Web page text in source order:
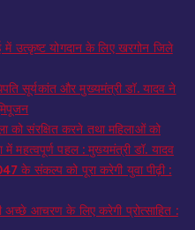
में उत्कृष्ट योगदान के लिए खरगोन जिले
सूर्यकांत और मुख्यमंत्री डॉ. यादव ने
को संरक्षित करने तथा महिलाओं को
महत्वपूर्ण पहल : मुख्यमंत्री डॉ. यादव
के संकल्प को पूरा करेगी युवा पीढ़ी :
अच्छे आचरण के लिए करेगी प्रोत्साहित :